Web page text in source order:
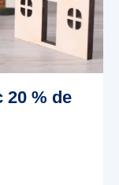
20 % de